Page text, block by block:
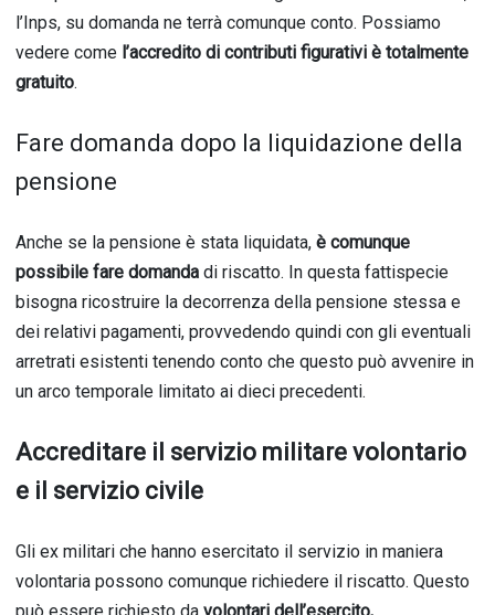
l’Inps, su domanda ne terrà comunque conto. Possiamo
vedere come l’accredito di contributi figurativi è totalmente
gratuito.
Fare domanda dopo la liquidazione della
pensione
Anche se la pensione è stata liquidata, è comunque
possibile fare domanda di riscatto. In questa fattispecie
bisogna ricostruire la decorrenza della pensione stessa e
dei relativi pagamenti, provvedendo quindi con gli eventuali
arretrati esistenti tenendo conto che questo può avvenire in
un arco temporale limitato ai dieci precedenti.
Accreditare il servizio militare volontario
e il servizio civile
Gli ex militari che hanno esercitato il servizio in maniera
volontaria possono comunque richiedere il riscatto. Questo